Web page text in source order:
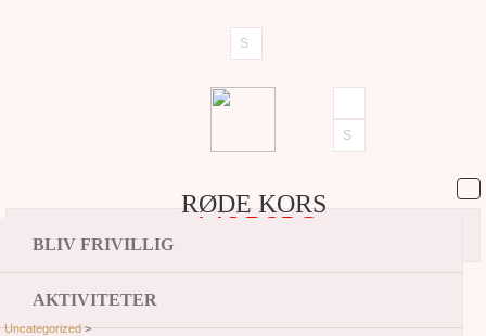
RØDE KORS
AALBORG
BLIV FRIVILLIG
AKTIVITETER
Uncategorized>